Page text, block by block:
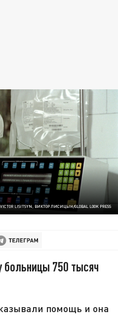
VICTOR LISITSYN, ВИКТОР ЛИСИЦЫН/GLOBAL LOOK PRESS
больницы 750 тысяч
помощь и она